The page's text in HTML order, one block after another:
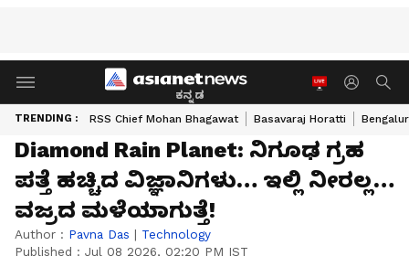
ಕನ್ನಡ
TRENDING : RSS Chief Mohan Bhagawat Basavaraj Horatti
Diamond Rain Planet: ನಿಗೂಢ ಗ್ರಹ
ಪತ್ತೆ ಹಚ್ಚಿದ ವಿಜ್ಞಾನಿಗಳು… ಇಲ್ಲಿ ನೀರಲ್ಲ…
ವಜ್ರದ ಮಳೆಯಾಗುತ್ತೆ!
Author : Pavna Das | Technology
Published : Jul 08 2026, 02:20 PM IST